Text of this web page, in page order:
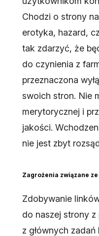
Chodzi o strony
erotyka, hazard,
tak zdarzyć, że
do czynienia z
przeznaczona
swoich stron. Nie
merytorycznej i
jakości.
nie jest zbyt
Zagrożenia związane
Zdobywanie
do naszej strony
z głównych